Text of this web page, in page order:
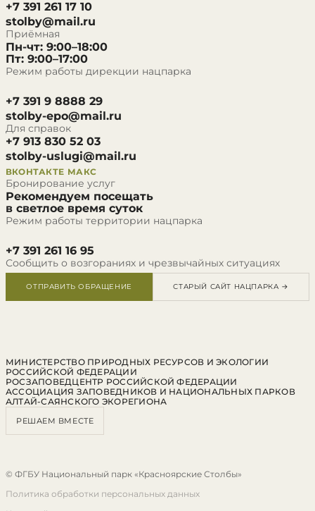
+7 391 261 17 10
stolby@mail.ru
Приёмная
Пн-чт: 9:00–18:00
Пт: 9:00–17:00
Режим работы дирекции нацпарка
+7 391 9 8888 29
stolby-epo@mail.ru
Для справок
+7 913 830 52 03
stolby-uslugi@mail.ru
ВКОНТАКТЕ МАКС
Бронирование услуг
Рекомендуем посещать
в светлое время суток
Режим работы территории нацпарка
+7 391 261 16 95
Сообщить о возгораниях и чрезвычайных ситуациях
ОТПРАВИТЬ ОБРАЩЕНИЕ СТАРЫЙ САЙТ НАЦПАРКА →
МИНИСТЕРСТВО ПРИРОДНЫХ РЕСУРСОВ И ЭКОЛОГИИ
РОССИЙСКОЙ ФЕДЕРАЦИИ
РОСЗАПОВЕДЦЕНТР РОССИЙСКОЙ ФЕДЕРАЦИИ
АССОЦИАЦИЯ ЗАПОВЕДНИКОВ И НАЦИОНАЛЬНЫХ ПАРКОВ
АЛТАЙ-САЯНСКОГО ЭКОРЕГИОНА
РЕШАЕМ ВМЕСТЕ
© ФГБУ Национальный парк «Красноярские Столбы»
Политика обработки персональных данных